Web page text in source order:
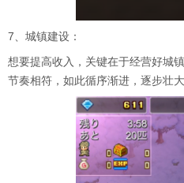
7、城镇建设：
想要提高收入，关键在于经营好城
节奏相符，如此循序渐进，逐步壮大